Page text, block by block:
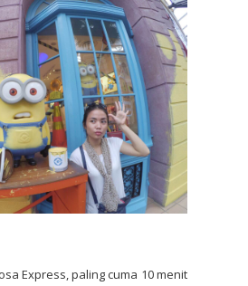
Express, paling cuma 10 menit